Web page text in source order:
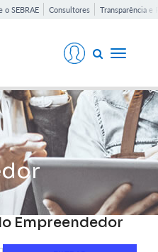
o SEBRAE Consultores Transparência e
Toggle
Empreendedor